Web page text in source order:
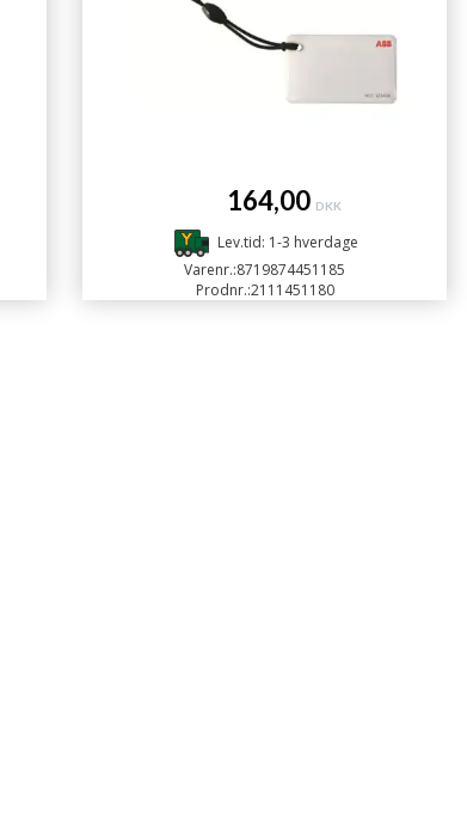
164,00 DKK
Lev.tid: 1-3 hverdage
Varenr.:8719874451185
Prodnr.:2111451180